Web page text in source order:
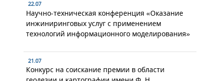
22.07
Научно-техническая конференция «Оказание
инжиниринговых услуг с применением
технологий информационного моделирования»
21.07
Конкурс на соискание премии в области